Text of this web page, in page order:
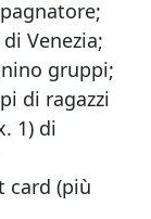
Venezia;
gruppi;
di ragazzi
1) di
card (più